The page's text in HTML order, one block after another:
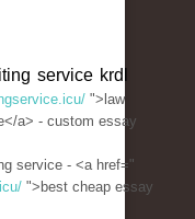
service krdl
">law
a> - custom essay
service - <a href="
">best cheap essay